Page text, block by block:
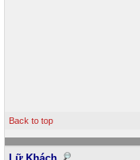
Back to top